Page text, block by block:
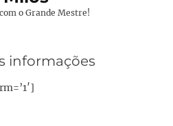
o Grande Mestre!
informações